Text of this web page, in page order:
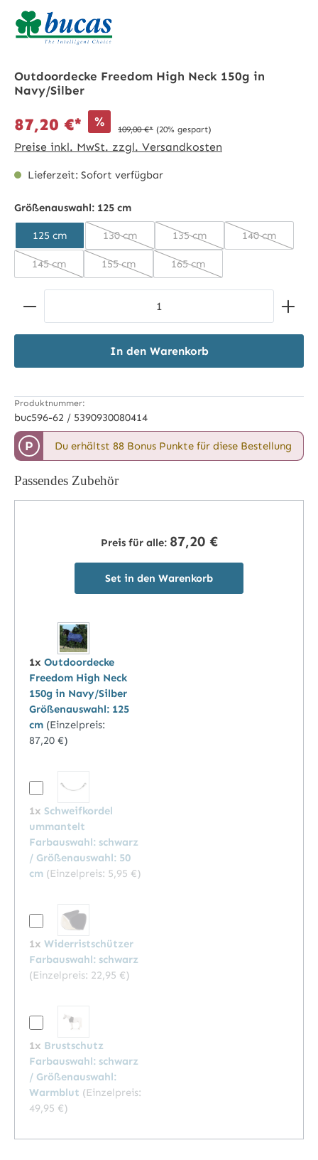
Outdoordecke Freedom High Neck 150g in
Navy/Silber
87,20 €* % 109,00 €* (20% gespart)
Preise inkl. MwSt. zzgl. Versandkosten
Lieferzeit: Sofort verfügbar
Größenauswahl: 125 cm
125 cm 130 cm
(Diese Option ist zurzeit nicht verfügbar.)
135 cm
(Diese Option ist zurzeit
140 cm
(Diese
145 cm
(Diese Option ist zurzeit nicht verfügbar.)
155 cm
(Diese Option ist zurzeit nicht verfügbar.)
165 cm
(Diese Option ist zurzeit
Produkt Anzahl: Gib den gewünschten Wert ein
In den Warenkorb
Produktnummer:
buc596-62 / 5390930080414
P Du erhältst 88 Bonus Punkte für diese Bestellung
Passendes Zubehör
Preis für alle: 87,20 €
Set in den Warenkorb
1x Outdoordecke
Freedom High Neck
150g in Navy/Silber
Größenauswahl: 125
cm (Einzelpreis:
87,20 €)
1x Schweifkordel
ummantelt
Farbauswahl: schwarz
/ Größenauswahl: 50
cm (Einzelpreis: 5,95 €)
1x Widerristschützer
Farbauswahl: schwarz
(Einzelpreis: 22,95 €)
1x Brustschutz
Farbauswahl: schwarz
/ Größenauswahl:
Warmblut (Einzelpreis:
49,95 €)